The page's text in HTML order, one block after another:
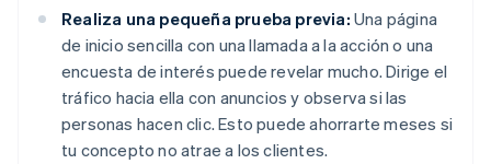
Realiza una pequeña prueba previa: Una página
de inicio sencilla con una llamada a la acción o una
encuesta de interés puede revelar mucho. Dirige el
tráfico hacia ella con anuncios y observa si las
personas hacen clic. Esto puede ahorrarte meses si
tu concepto no atrae a los clientes.